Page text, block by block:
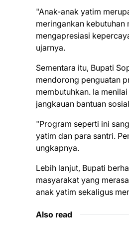
"Anak-anak yatim
meringankan kebutuhan
mengapresiasi
ujarnya.
Sementara itu, Bupati
mendorong penguatan
membutuhkan. Ia
jangkauan bantuan
"Program seperti ini
yatim dan para santri.
ungkapnya.
Lebih lanjut, Bupati
masyarakat yang
anak yatim sekaligus
Also read